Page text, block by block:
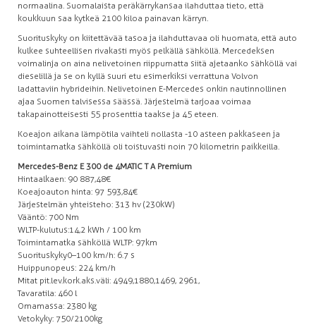
normaalina. Suomalaista peräkärrykansaa ilahduttaa tieto, että
koukkuun saa kytkeä 2100 kiloa painavan kärryn.
Suorituskyky on kiitettävää tasoa ja ilahduttavaa oli huomata, että auto
kulkee suhteellisen rivakasti myös pelkällä sähköllä. Mercedeksen
voimalinja on aina nelivetoinen riippumatta siitä ajetaanko sähköllä vai
dieselillä ja se on kyllä suuri etu esimerkiksi verrattuna Volvon
ladattaviin hybrideihin. Nelivetoinen E-Mercedes onkin nautinnollinen
ajaa Suomen talvisessa säässä. Järjestelmä tarjoaa voimaa
takapainotteisesti 55 prosenttia taakse ja 45 eteen.
Koeajon aikana lämpötila vaihteli nollasta -10 asteen pakkaseen ja
toimintamatka sähköllä oli toistuvasti noin 70 kilometrin paikkeilla.
Mercedes-Benz E 300 de 4MATIC T A Premium
Hinta alkaen: 90 887,48€
Koeajoauton hinta: 97 593,84€
Järjestelmän yhteisteho: 313 hv (230kW)
Vääntö: 700 Nm
WLTP-kulutus: 14,2 kWh / 100 km
Toimintamatka sähköllä WLTP: 97km
Suorituskyky 0–100 km/h: 6.7 s
Huippunopeus: 224 km/h
Mitat pit.lev.kork.aks.väli: 4949,1880,1469, 2961,
Tavaratila: 460 l
Omamassa: 2380 kg
Vetokyky: 750/2100kg